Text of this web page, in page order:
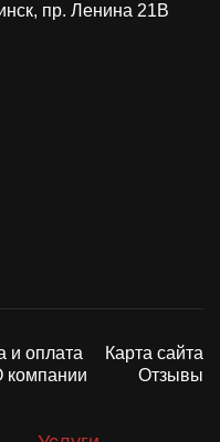
пр. Ленина 21В
и оплата
Карта сайта
компании Отзывы